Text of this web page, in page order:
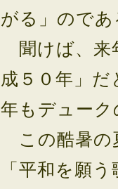
がる」のであ
聞けば、来
成５０年」
年もデュー
この酷暑の
「平和を願